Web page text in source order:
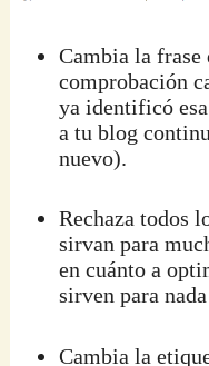
Cambia la frase
comprobación
ya identificó
a tu blog
nuevo).
Rechaza todos
sirvan para
en cuánto a
sirven para
Cambia la